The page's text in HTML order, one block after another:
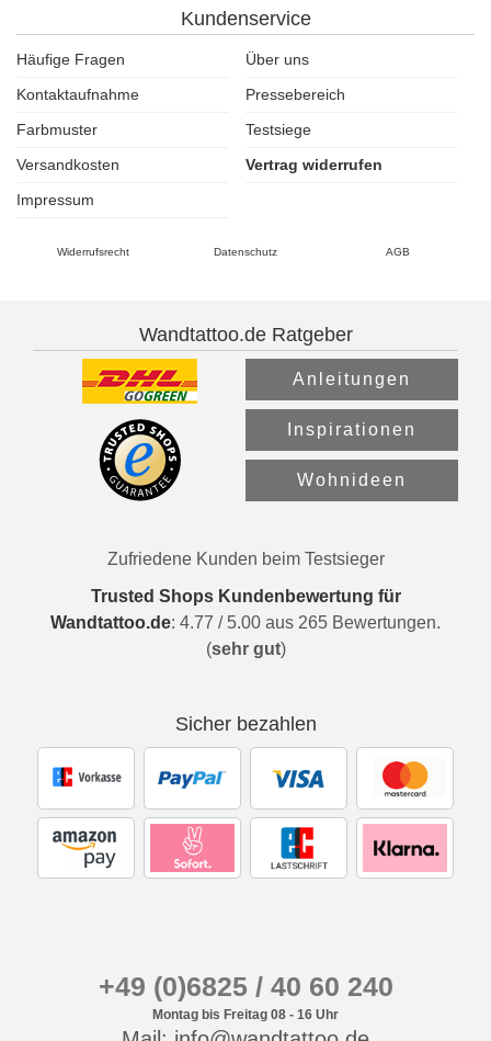
Kundenservice
Häufige Fragen
Über uns
Kontaktaufnahme
Pressebereich
Farbmuster
Testsiege
Versandkosten
Vertrag widerrufen
Impressum
Widerrufsrecht Datenschutz AGB
Wandtattoo.de Ratgeber
Anleitungen
Inspirationen
Wohnideen
Zufriedene Kunden beim Testsieger
Trusted Shops Kundenbewertung für
Wandtattoo.de: 4.77 / 5.00 aus 265 Bewertungen.
(sehr gut)
Sicher bezahlen
+49 (0)6825 / 40 60 240
Montag bis Freitag 08 - 16 Uhr